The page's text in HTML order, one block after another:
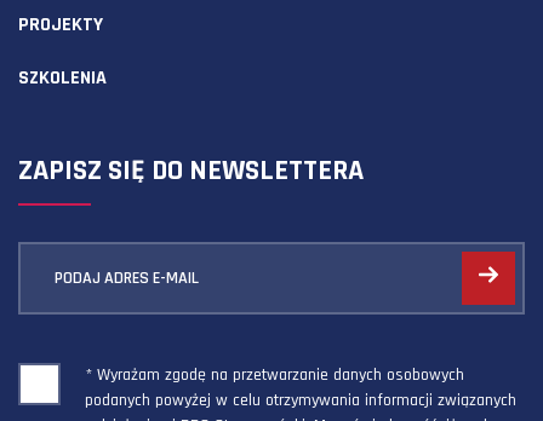
PROJEKTY
SZKOLENIA
ZAPISZ SIĘ DO NEWSLETTERA
PODAJ ADRES E-MAIL
* Wyrażam zgodę na przetwarzanie danych osobowych
podanych powyżej w celu otrzymywania informacji związanych